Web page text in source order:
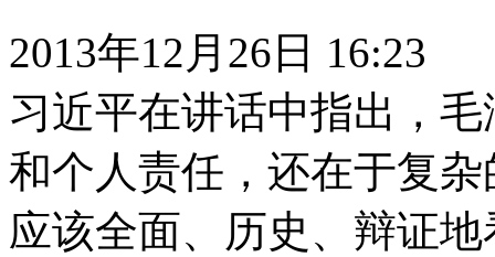
2013年12月26日 16:23
习近平在讲话中指出，
和个人责任，还在于复
应该全面、历史、辩证